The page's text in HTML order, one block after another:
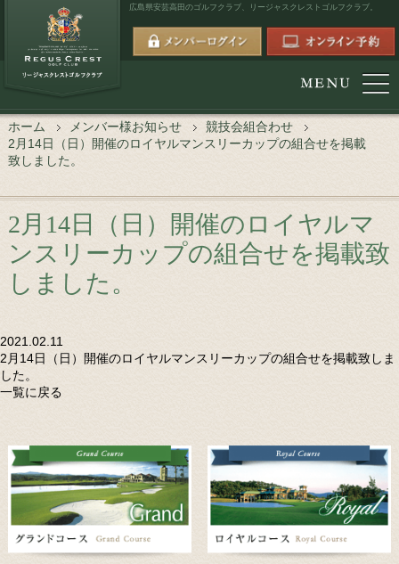
広島県安芸高田のゴルフクラブ、 リージャスクレストゴルフクラブ。
ホーム メンバー様お知らせ
競技会組合わせ
2月14日（日）開催のロイヤルマンスリーカップの組合せを掲載
致しました。
2月14日（日）開催のロイヤルマ
ンスリーカップの組合せを掲載致
しました。
2021.02.11
2月14日（日）開催のロイヤルマンスリーカップの組合せを掲載致しま
した。
一覧に戻る